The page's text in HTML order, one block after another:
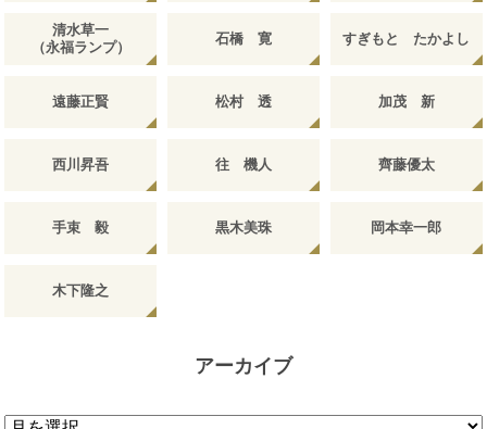
清水草一
（永福ランプ）
石橋 寛 すぎもと たかよし
遠藤正賢 松村 透 加茂 新
西川昇吾 往 機人 齊藤優太
手束 毅 黒木美珠 岡本幸一郎
木下隆之
アーカイブ